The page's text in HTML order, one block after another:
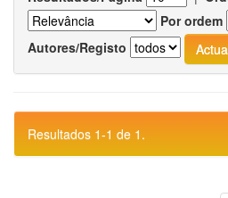
Por ordem
Autores/Registo
Resultados 1-1 de 1.